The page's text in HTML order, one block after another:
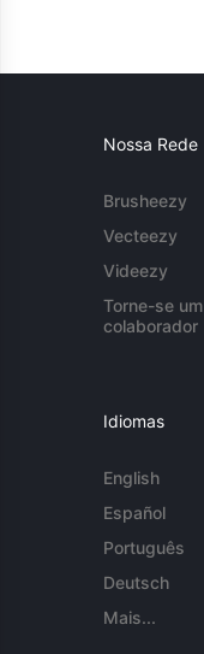
Nossa Rede
Brusheezy
Vecteezy
Videezy
Torne-se um
colaborador
Idiomas
English
Español
Português
Deutsch
Mais...